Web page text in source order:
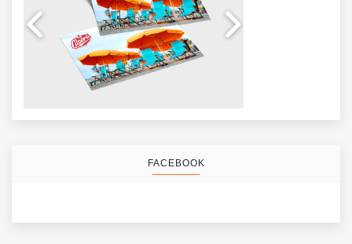
FACEBOOK